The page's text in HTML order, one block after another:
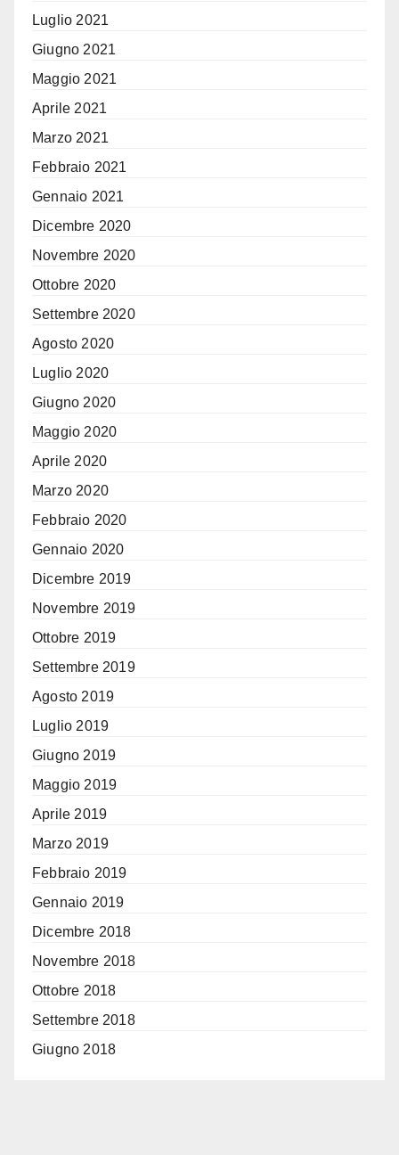
Luglio 2021
Giugno 2021
Maggio 2021
Aprile 2021
Marzo 2021
Febbraio 2021
Gennaio 2021
Dicembre 2020
Novembre 2020
Ottobre 2020
Settembre 2020
Agosto 2020
Luglio 2020
Giugno 2020
Maggio 2020
Aprile 2020
Marzo 2020
Febbraio 2020
Gennaio 2020
Dicembre 2019
Novembre 2019
Ottobre 2019
Settembre 2019
Agosto 2019
Luglio 2019
Giugno 2019
Maggio 2019
Aprile 2019
Marzo 2019
Febbraio 2019
Gennaio 2019
Dicembre 2018
Novembre 2018
Ottobre 2018
Settembre 2018
Giugno 2018